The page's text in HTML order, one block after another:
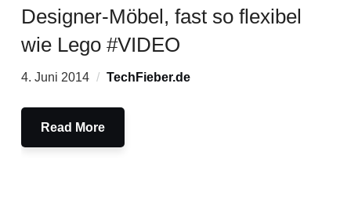
Designer-Möbel, fast so flexibel
wie Lego #VIDEO
4. Juni 2014 TechFieber.de
Read More